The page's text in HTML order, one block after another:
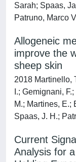
Sarah; Spaas,
Patruno, Marco
Allogeneic
improve the
sheep skin
2018 Martinello,
I.; Gemignani,
M.; Martines, E.;
Spaas, J. H.;
Current
Analysis for